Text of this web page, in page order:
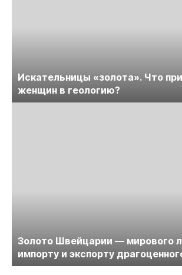
Искательницы «золота». Что
женщин в геологию?
Золото Швейцарии — мирового
импорту и экспорту